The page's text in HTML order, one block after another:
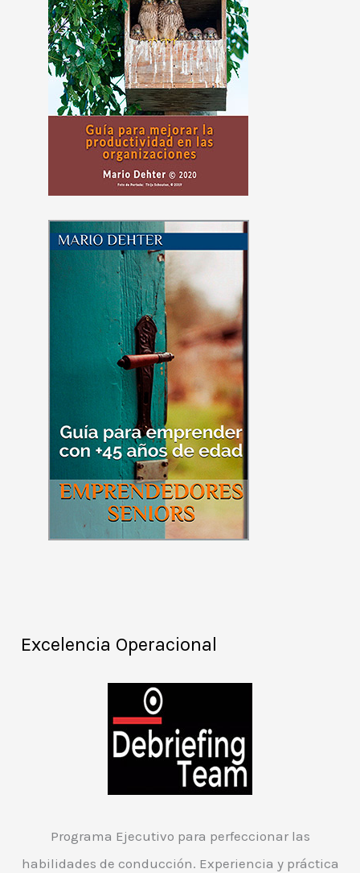
Excelencia Operacional
Programa Ejecutivo para perfeccionar las
habilidades de conducción. Experiencia y práctica